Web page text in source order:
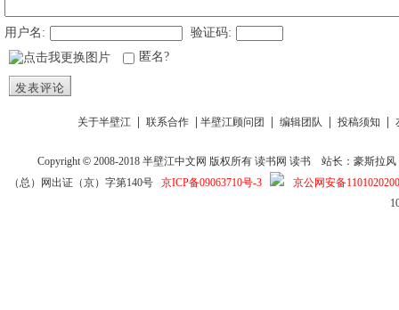
用户名:
验证码:
匿名?
发表评论
关于半壁江 联系合作 半壁江顾问团 编辑团队 投稿须知
Copyright © 2008-2018半壁江中文网 版权所有读书网 读书
站长：豪斯拉风
（总）网出证（京）字第140号 京ICP备09063710号-3
京公网安备